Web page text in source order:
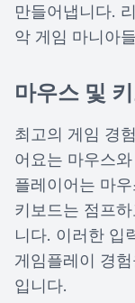
만들어냅니다.
악 게임 마니아
마우스 및
최고의 게임 경
어요는 마우스
플레이어는 마
키보드는 점프
니다. 이러한 입
게임플레이 경
입니다.